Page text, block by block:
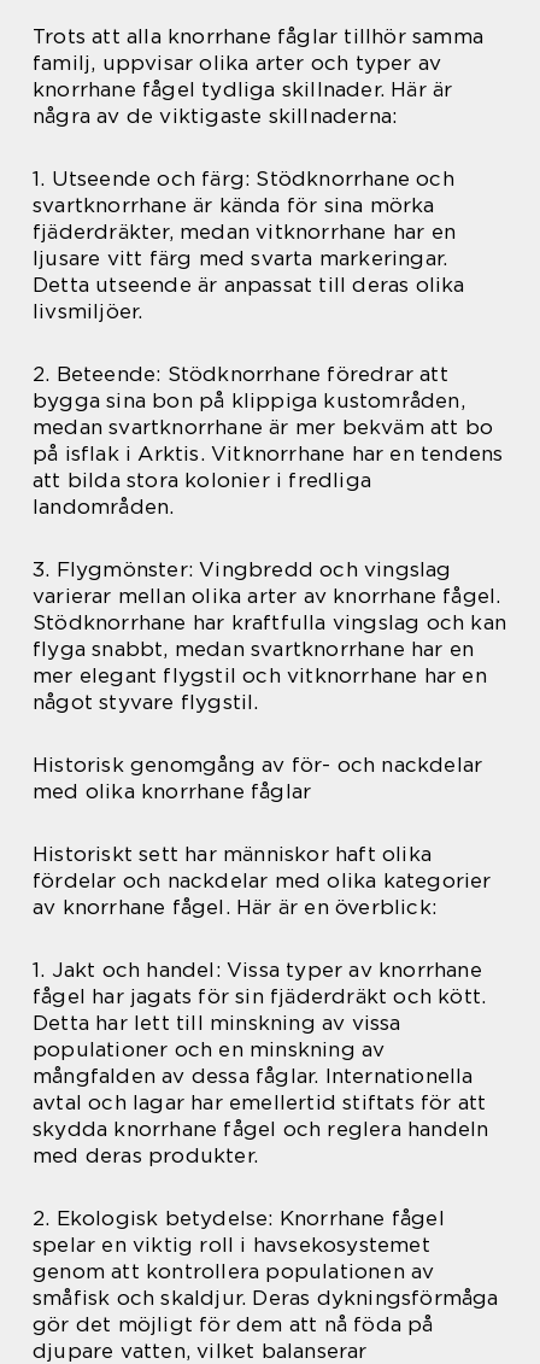
Trots att alla knorrhane fåglar tillhör samma
familj, uppvisar olika arter och typer av
knorrhane fågel tydliga skillnader. Här är
några av de viktigaste skillnaderna:
1. Utseende och färg: Stödknorrhane och
svartknorrhane är kända för sina mörka
fjäderdräkter, medan vitknorrhane har en
ljusare vitt färg med svarta markeringar.
Detta utseende är anpassat till deras olika
livsmiljöer.
2. Beteende: Stödknorrhane föredrar att
bygga sina bon på klippiga kustområden,
medan svartknorrhane är mer bekväm att bo
på isflak i Arktis. Vitknorrhane har en tendens
att bilda stora kolonier i fredliga
landområden.
3. Flygmönster: Vingbredd och vingslag
varierar mellan olika arter av knorrhane fågel.
Stödknorrhane har kraftfulla vingslag och kan
flyga snabbt, medan svartknorrhane har en
mer elegant flygstil och vitknorrhane har en
något styvare flygstil.
Historisk genomgång av för- och nackdelar
med olika knorrhane fåglar
Historiskt sett har människor haft olika
fördelar och nackdelar med olika kategorier
av knorrhane fågel. Här är en överblick:
1. Jakt och handel: Vissa typer av knorrhane
fågel har jagats för sin fjäderdräkt och kött.
Detta har lett till minskning av vissa
populationer och en minskning av
mångfalden av dessa fåglar. Internationella
avtal och lagar har emellertid stiftats för att
skydda knorrhane fågel och reglera handeln
med deras produkter.
2. Ekologisk betydelse: Knorrhane fågel
spelar en viktig roll i havsekosystemet
genom att kontrollera populationen av
småfisk och skaldjur. Deras dykningsförmåga
gör det möjligt för dem att nå föda på
djupare vatten, vilket balanserar